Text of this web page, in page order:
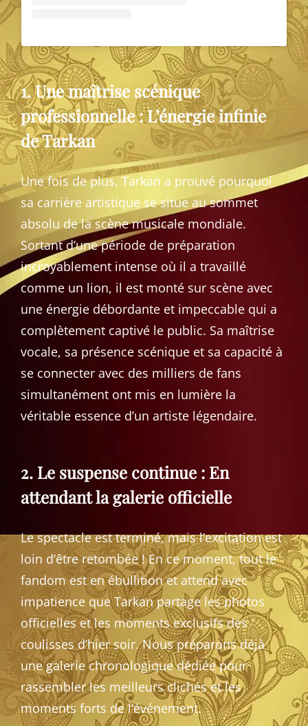
1. Une maîtrise scénique
professionnelle : L’énergie infinie
de Tarkan
Une fois de plus, Tarkan a prouvé pourquoi
sa carrière artistique se situe au sommet
absolu de la scène musicale mondiale.
Sortant d’une période de préparation
incroyablement intense où il a travaillé
comme un lion, il est monté sur scène avec
une énergie débordante et impeccable qui a
complètement captivé le public. Sa maîtrise
vocale, sa présence scénique et sa capacité à
se connecter avec des milliers de fans
simultanément ont mis en lumière la
véritable essence d’un artiste légendaire.
2. Le suspense continue : En
attendant la galerie officielle
Le spectacle est terminé, mais l’excitation est
loin d’être retombée ! En ce moment, tout le
fandom est en ébullition et attend avec
impatience que Tarkan partage les photos
officielles et les moments exclusifs des
coulisses d’hier soir. Nous préparons déjà
une galerie chronologique dédiée pour
rassembler les meilleurs clichés et les
moments forts de l’événement.